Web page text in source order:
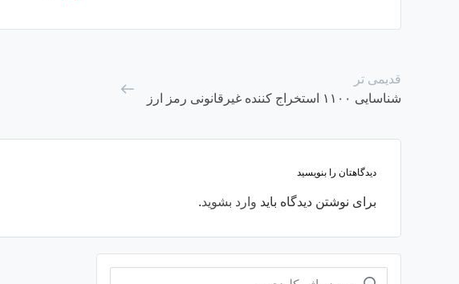
قدیمی تر
شناسایی ۱۱۰۰ استخراج کننده غیرقانونی رمز ارز
دیدگاهتان را بنویسید
برای نوشتن دیدگاه باید وارد بشوید.
جستجو